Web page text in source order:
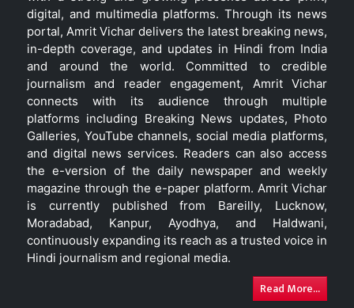
digital, and multimedia platforms. Through its news
portal, Amrit Vichar delivers the latest breaking news,
in-depth coverage, and updates in Hindi from India
and around the world. Committed to credible
journalism and reader engagement, Amrit Vichar
connects with its audience through multiple
platforms including Breaking News updates, Photo
Galleries, YouTube channels, social media platforms,
and digital news services. Readers can also access
the e-version of the daily newspaper and weekly
magazine through the e-paper platform. Amrit Vichar
is currently published from Bareilly, Lucknow,
Moradabad, Kanpur, Ayodhya, and Haldwani,
continuously expanding its reach as a trusted voice in
Hindi journalism and regional media.
Read More...